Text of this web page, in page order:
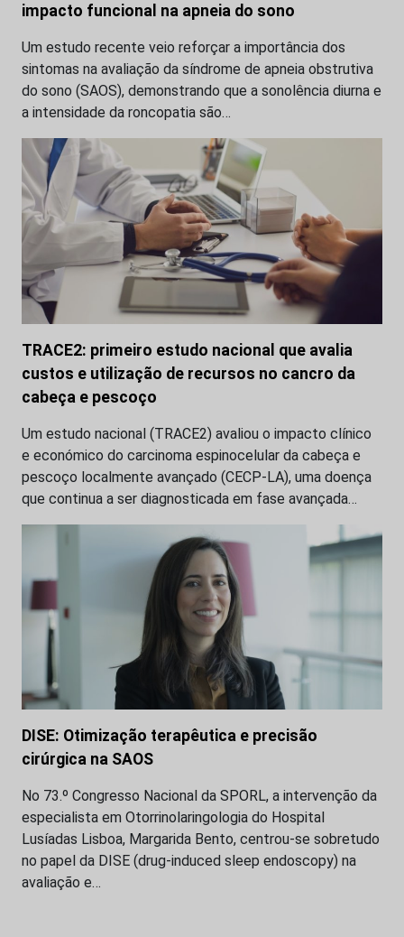
impacto funcional na apneia do sono
Um estudo recente veio reforçar a importância dos
sintomas na avaliação da síndrome de apneia obstrutiva
do sono (SAOS), demonstrando que a sonolência diurna e
a intensidade da roncopatia são…
TRACE2: primeiro estudo nacional que avalia
custos e utilização de recursos no cancro da
cabeça e pescoço
Um estudo nacional (TRACE2) avaliou o impacto clínico
e económico do carcinoma espinocelular da cabeça e
pescoço localmente avançado (CECP-LA), uma doença
que continua a ser diagnosticada em fase avançada…
DISE: Otimização terapêutica e precisão
cirúrgica na SAOS
No 73.º Congresso Nacional da SPORL, a intervenção da
especialista em Otorrinolaringologia do Hospital
Lusíadas Lisboa, Margarida Bento, centrou-se sobretudo
no papel da DISE (drug-induced sleep endoscopy) na
avaliação e…